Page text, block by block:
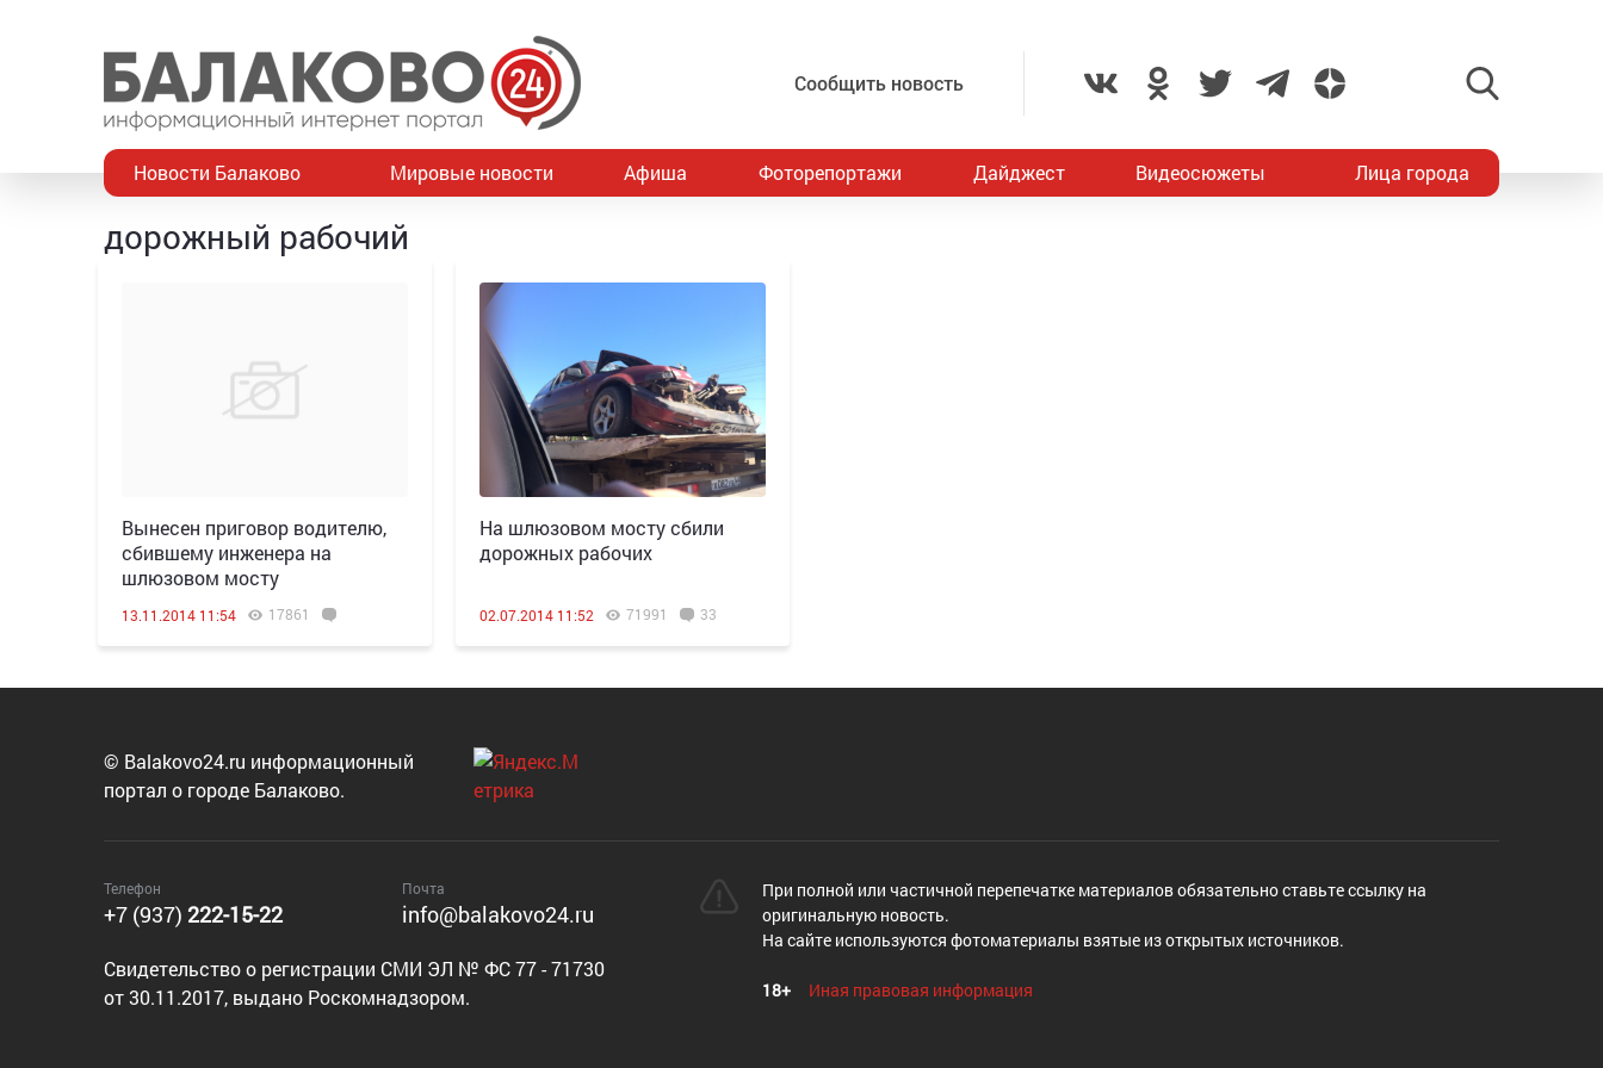
Сообщить новость
Новости Балаково Мировые новости Афиша Фоторепортажи Дайджест Видеосюжеты Лица города
дорожный рабочий
Вынесен приговор водителю,
сбившему инженера на
шлюзовом мосту
13.11.2014 11:54 17861
На шлюзовом мосту сбили
дорожных рабочих
02.07.2014 11:52 71991 33
© Balakovo24.ru информационный
портал о городе Балаково.
Телефон
+7 (937) 222-15-22
Почта
info@balakovo24.ru
Cвидетельство о регистрации СМИ ЭЛ № ФС 77 - 71730
от 30.11.2017, выдано Роскомнадзором.
При полной или частичной перепечатке материалов обязательно ставьте ссылку на
оригинальную новость.
На сайте используются фотоматериалы взятые из открытых источников.
18+ Иная правовая информация